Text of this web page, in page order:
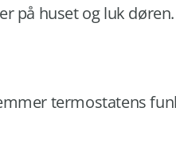
på huset og luk døren.
termostatens